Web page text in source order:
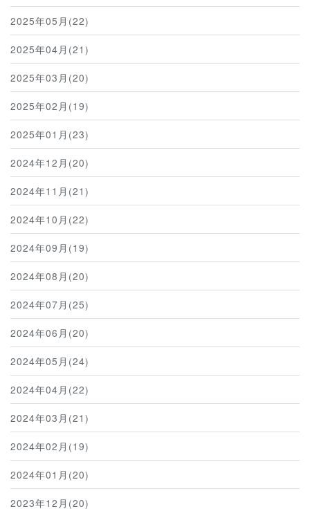
2025年05月(22)
2025年04月(21)
2025年03月(20)
2025年02月(19)
2025年01月(23)
2024年12月(20)
2024年11月(21)
2024年10月(22)
2024年09月(19)
2024年08月(20)
2024年07月(25)
2024年06月(20)
2024年05月(24)
2024年04月(22)
2024年03月(21)
2024年02月(19)
2024年01月(20)
2023年12月(20)